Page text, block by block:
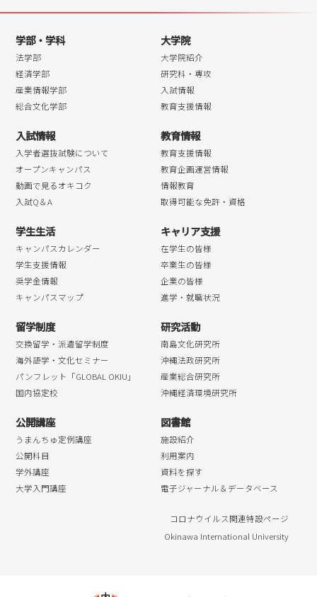
2018年08月
2018年07月
2018年06月
2018年05月
2018年04月
学部・学科
法学部
経済学部
産業情報学部
総合文化学部
大学院
大学院紹介
研究科・専攻
入試情報
教育支援情報
入試情報
入学者選抜試験について
オープンキャンパス
動画で見るオキコク
入試Q＆A
教育情報
教育支援情報
教育企画運営情報
情報教育
取得可能な免許・資格
学生生活
キャンパスカレンダー
学生支援情報
奨学金情報
キャンパスマップ
キャリア支援
在学生の皆様
卒業生の皆様
企業の皆様
進学・就職状況
留学制度
交換留学・派遣留学制度
海外語学・文化セミナー
パンフレット「GLOBAL OKIU」
国内協定校
研究活動
南島文化研究所
沖縄法政研究所
産業総合研究所
沖縄経済環境研究所
公開講座
うまんちゅ定例講座
公開科目
学外講座
大学入門講座
図書館
施設紹介
利用案内
資料を探す
電子ジャーナル＆データベース
コロナウイルス関連特設ページ
Okinawa International University